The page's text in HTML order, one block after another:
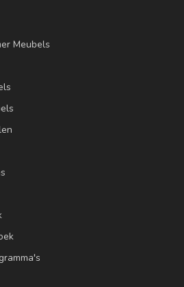
Meubels